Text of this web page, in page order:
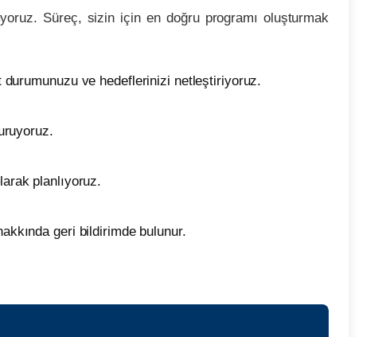
Süreç, sizin için en doğru programı oluşturmak
ve hedeflerinizi netleştiriyoruz.
planlıyoruz.
geri bildirimde bulunur.